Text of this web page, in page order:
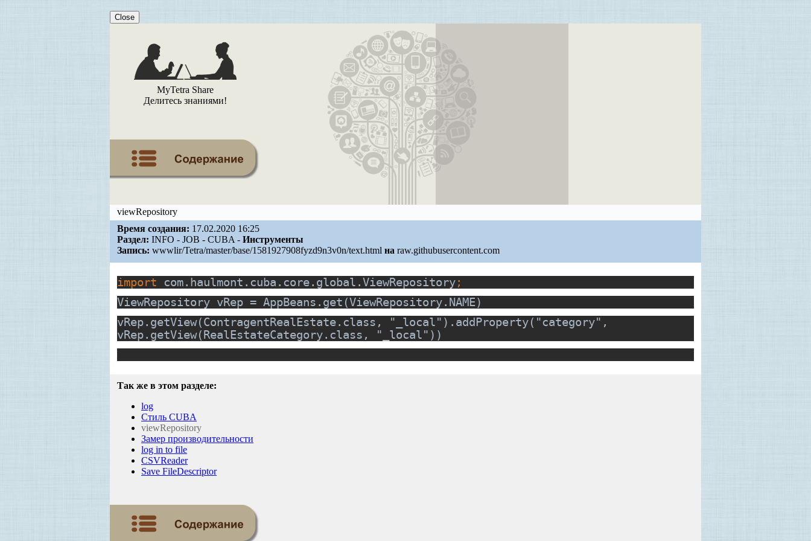
Close
MyTetra Share
Делитесь знаниями!
viewRepository
Время создания: 17.02.2020 16:25
Раздел: INFO - JOB - CUBA - Инструменты
Запись: wwwlir/Tetra/master/base/1581927908fyzd9n3v0n/text.html на raw.githubusercontent.com
import com.haulmont.cuba.core.global.ViewRepository;
ViewRepository vRep = AppBeans.get(ViewRepository.NAME)
vRep.getView(ContragentRealEstate.class, "_local").addProperty("category",
vRep.getView(RealEstateCategory.class, "_local"))
Так же в этом разделе:
log
Стиль CUBA
viewRepository
Замер производительности
log in to file
CSVReader
Save FileDescriptor